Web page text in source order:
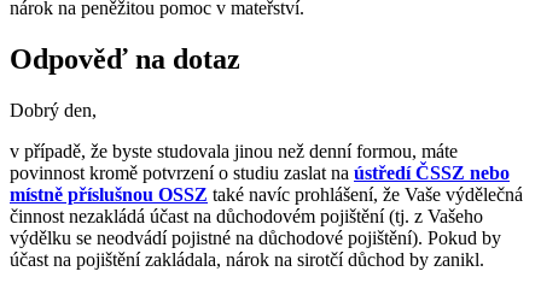
nárok na peněžitou pomoc v mateřství.
Odpověď na dotaz
Dobrý den,
v případě, že byste studovala jinou než denní formou, máte
povinnost kromě potvrzení o studiu zaslat na ústředí ČSSZ nebo
místně příslušnou OSSZ také navíc prohlášení, že Vaše výdělečná
činnost nezakládá účast na důchodovém pojištění (tj. z Vašeho
výdělku se neodvádí pojistné na důchodové pojištění). Pokud by
účast na pojištění zakládala, nárok na sirotčí důchod by zanikl.